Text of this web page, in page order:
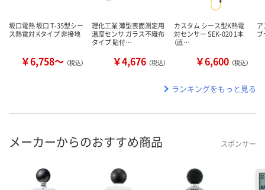
坂口電熱 坂口 T-35型シー
ス熱電対 Kタイプ 非接地
￥6,758～ （税込）
理化工業 薄型表面測定用
温度センサ ガラス不織布
タイプ 貼付…
￥4,676 （税込）
カスタム シース型K熱電
対センサー SEK-020 1本
（直…
￥6,600 （税込）
ランキングをもっと見る
メーカーからのおすすめ商品 スポンサー